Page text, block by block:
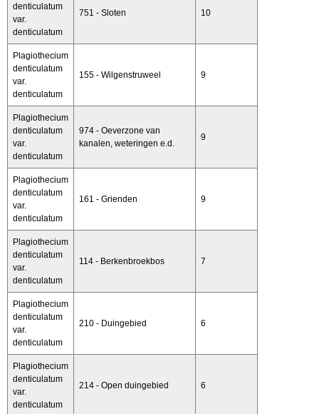
denticulatum
var.
denticulatum
751 - Sloten 10
Plagiothecium
denticulatum
var.
denticulatum
155 - Wilgenstruweel 9
Plagiothecium
denticulatum
var.
denticulatum
974 - Oeverzone van
kanalen, weteringen e.d.
9
Plagiothecium
denticulatum
var.
denticulatum
161 - Grienden 9
Plagiothecium
denticulatum
var.
denticulatum
114 - Berkenbroekbos 7
Plagiothecium
denticulatum
var.
denticulatum
210 - Duingebied 6
Plagiothecium
denticulatum
var.
denticulatum
214 - Open duingebied 6